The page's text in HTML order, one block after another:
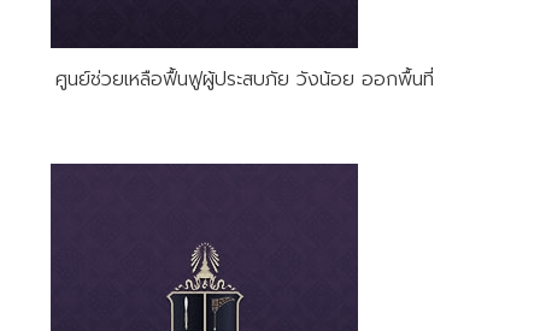
ศูนย์ช่วยเหลือฟื้นฟูผู้ประสบภัย วังน้อย ออกพื้นที่